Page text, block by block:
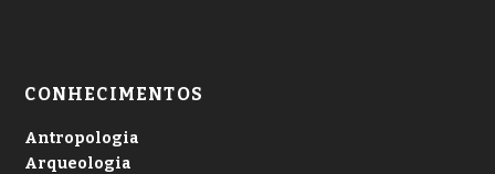
CONHECIMENTOS
Antropologia
Arqueologia